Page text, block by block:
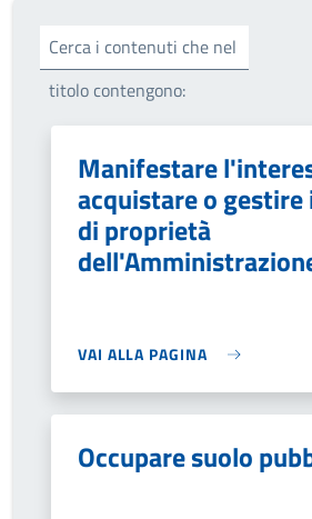
Cerca i contenuti che nel
titolo contengono:
Manifestare
acquistare o
di proprietà
VAI ALLA PAGINA
Occupare suolo